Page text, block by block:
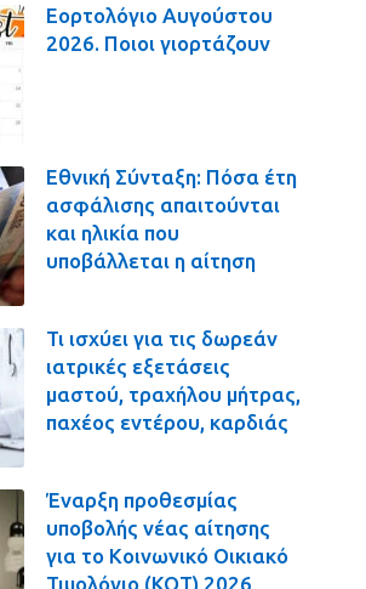
Εορτολόγιο Αυγούστου
2026. Ποιοι γιορτάζουν
Εθνική Σύνταξη: Πόσα έτη
ασφάλισης απαιτούνται
και ηλικία που
υποβάλλεται η αίτηση
Τι ισχύει για τις δωρεάν
ιατρικές εξετάσεις
μαστού, τραχήλου μήτρας,
παχέος εντέρου, καρδιάς
Έναρξη προθεσμίας
υποβολής νέας αίτησης
για το Κοινωνικό Οικιακό
Τιμολόγιο (ΚΟΤ) 2026